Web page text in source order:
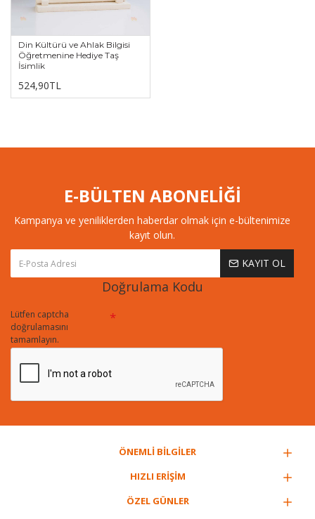
Din Kültürü ve Ahlak Bilgisi
Öğretmenine Hediye Taş
İsimlik
524,90TL
E-BÜLTEN ABONELİĞİ
Kampanya ve yeniliklerden haberdar olmak için e-bültenimize
kayıt olun.
KAYIT OL
Doğrulama Kodu
Lütfen captcha
doğrulamasını
tamamlayın.
ÖNEMLİ BİLGİLER
HIZLI ERİŞİM
ÖZEL GÜNLER